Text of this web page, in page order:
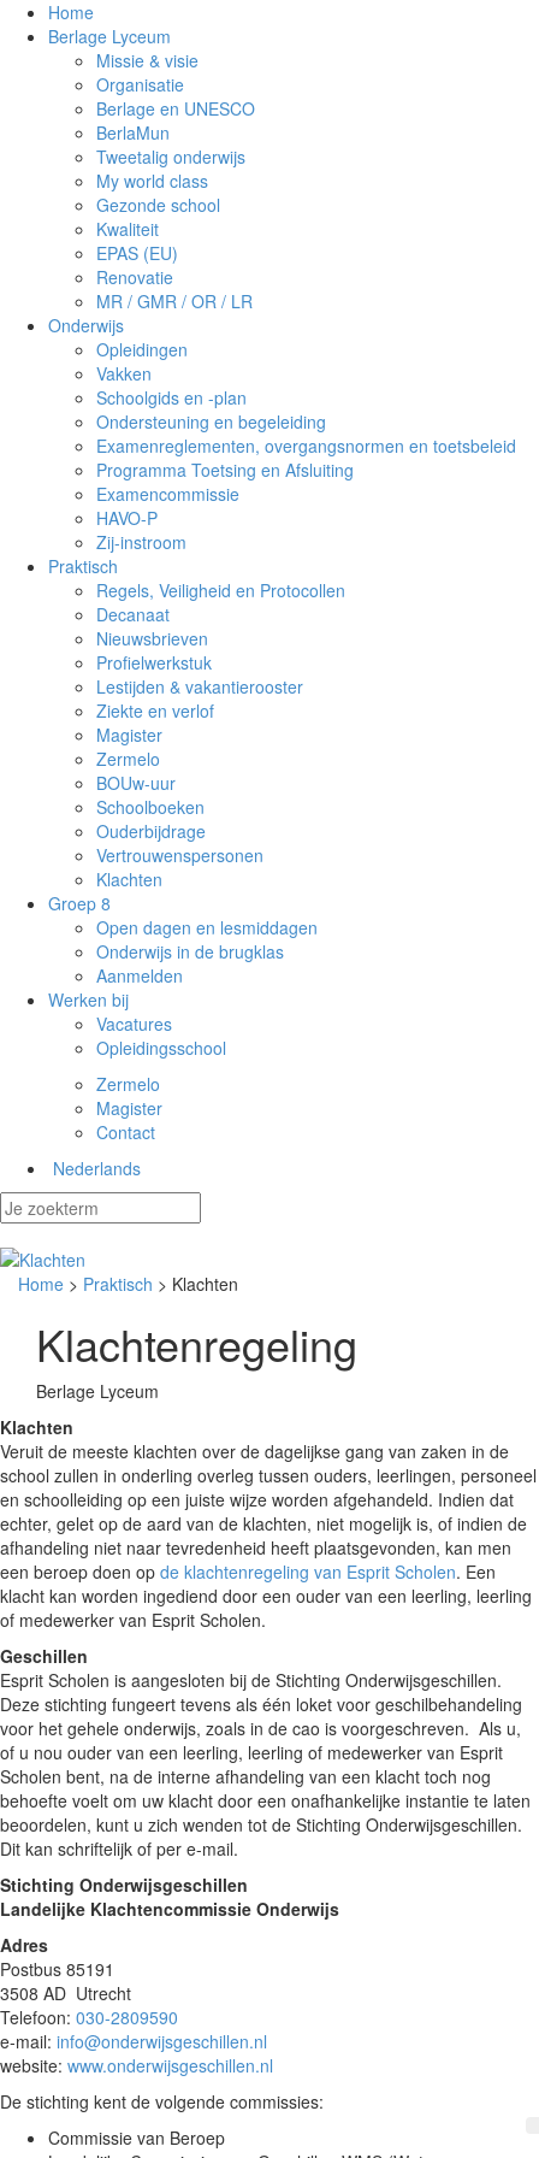
Home
Berlage Lyceum
Missie & visie
Organisatie
Berlage en UNESCO
BerlaMun
Tweetalig onderwijs
My world class
Gezonde school
Kwaliteit
EPAS (EU)
Renovatie
MR / GMR / OR / LR
Onderwijs
Opleidingen
Vakken
Schoolgids en -plan
Ondersteuning en begeleiding
Examenreglementen, overgangsnormen en toetsbeleid
Programma Toetsing en Afsluiting
Examencommissie
HAVO-P
Zij-instroom
Praktisch
Regels, Veiligheid en Protocollen
Decanaat
Nieuwsbrieven
Profielwerkstuk
Lestijden & vakantierooster
Ziekte en verlof
Magister
Zermelo
BOUw-uur
Schoolboeken
Ouderbijdrage
Vertrouwenspersonen
Klachten
Groep 8
Open dagen en lesmiddagen
Onderwijs in de brugklas
Aanmelden
Werken bij
Vacatures
Opleidingsschool
Zermelo
Magister
Contact
Nederlands
Home > Praktisch > Klachten
Klachtenregeling
Berlage Lyceum
Klachten
Veruit de meeste klachten over de dagelijkse gang van zaken in de
school zullen in onderling overleg tussen ouders, leerlingen, personeel
en schoolleiding op een juiste wijze worden afgehandeld. Indien dat
echter, gelet op de aard van de klachten, niet mogelijk is, of indien de
afhandeling niet naar tevredenheid heeft plaatsgevonden, kan men
een beroep doen op de klachtenregeling van Esprit Scholen. Een
klacht kan worden ingediend door een ouder van een leerling, leerling
of medewerker van Esprit Scholen.
Geschillen
Esprit Scholen is aangesloten bij de Stichting Onderwijsgeschillen.
Deze stichting fungeert tevens als één loket voor geschilbehandeling
voor het gehele onderwijs, zoals in de cao is voorgeschreven. Als u,
of u nou ouder van een leerling, leerling of medewerker van Esprit
Scholen bent, na de interne afhandeling van een klacht toch nog
behoefte voelt om uw klacht door een onafhankelijke instantie te laten
beoordelen, kunt u zich wenden tot de Stichting Onderwijsgeschillen.
Dit kan schriftelijk of per e-mail.
Stichting Onderwijsgeschillen
Landelijke Klachtencommissie Onderwijs
Adres
Postbus 85191
3508 AD Utrecht
Telefoon: 030-2809590
e-mail: info@onderwijsgeschillen.nl
website: www.onderwijsgeschillen.nl
De stichting kent de volgende commissies:
Commissie van Beroep